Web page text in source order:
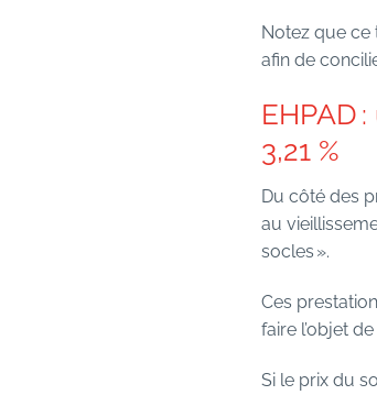
Notez que ce
afin de
EHPAD
3,21 %
Du côté des
au
socles ».
Ces
faire l’objet
Si le prix du